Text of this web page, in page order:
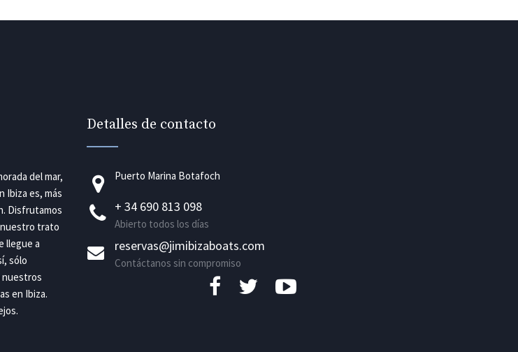
del mar,
Ibiza es, más
Disfrutamos
nuestro trato
llegue a
sólo
nuestros
en Ibiza.
Detalles de contacto
Puerto Marina Botafoch
+ 34 690 813 098
Abierto todos los días
reservas@jimibizaboats.com
Contáctanos sin compromiso